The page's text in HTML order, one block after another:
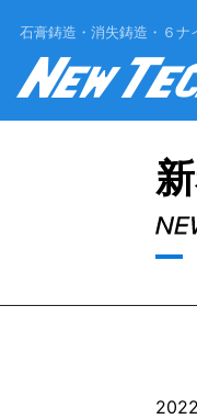
'Skip'
石膏鋳造・消失鋳造・６ナ